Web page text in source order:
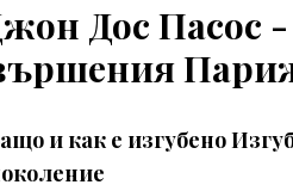
Дос Пасос -
и как е изгубено